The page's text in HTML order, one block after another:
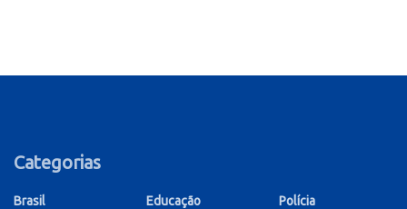
Categorias
Brasil Educação Polícia